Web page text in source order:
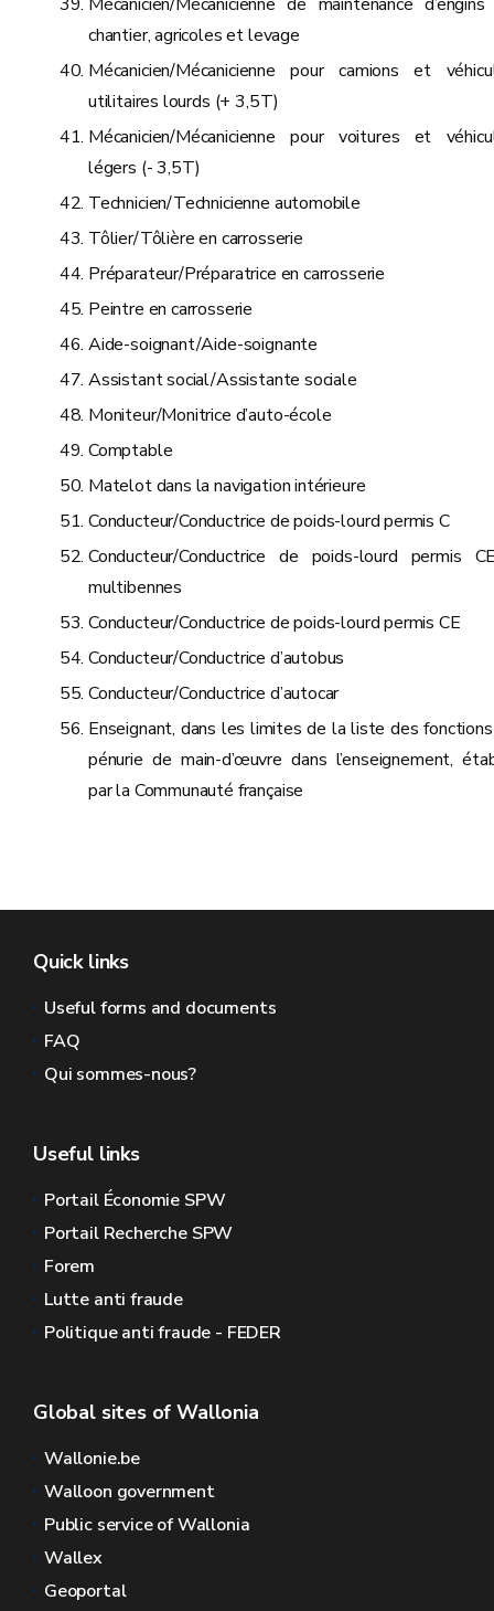
chantier, agricoles et levage
Mécanicien/Mécanicienne pour camions et
utilitaires lourds (+ 3,5T)
Mécanicien/Mécanicienne pour voitures et
légers (- 3,5T)
Technicien/Technicienne automobile
Tôlier/Tôlière en carrosserie
Préparateur/Préparatrice en carrosserie
Peintre en carrosserie
Aide-soignant/Aide-soignante
Assistant social/Assistante sociale
Moniteur/Monitrice d’auto-école
Comptable
Matelot dans la navigation intérieure
Conducteur/Conductrice de poids-lourd permis C
Conducteur/Conductrice de poids-lourd permis
multibennes
Conducteur/Conductrice de poids-lourd permis CE
Conducteur/Conductrice d’autobus
Conducteur/Conductrice d’autocar
Enseignant, dans les limites de la liste des
pénurie de main-d’œuvre dans l’enseignement,
par la Communauté française
Quick links
Useful forms and documents
FAQ
Qui sommes-nous?
Useful links
Portail Économie SPW
Portail Recherche SPW
Forem
Lutte anti fraude
Politique anti fraude - FEDER
Global sites of Wallonia
Wallonie.be
Walloon government
Public service of Wallonia
Wallex
Geoportal